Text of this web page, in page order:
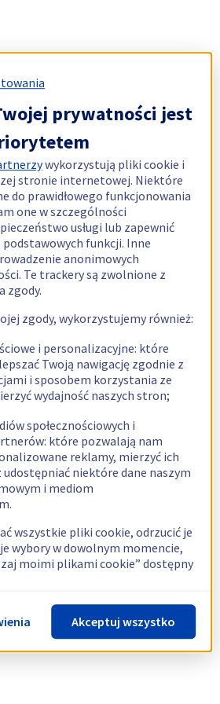
prywatności jest
wykorzystują pliki cookie i
stronie internetowej. Niektóre
do prawidłowego funkcjonowania
one w szczególności
usługi lub zapewnić
funkcji. Inne
anonimowych
Te trackery są zwolnione z
zgody.
zgody, wykorzystujemy również:
i personalizacyjne: które
Twoją nawigację zgodnie z
i sposobem korzystania ze
wydajność naszych stron;
społecznościowych i
które pozwalają nam
reklamy, mierzyć ich
niektóre dane naszym
i mediom
wszystkie pliki cookie, odrzucić je
wybory w dowolnym momencie,
moimi plikami cookie” dostępny
w naszejpolityce
plików cookie.
Akceptuj wszystko